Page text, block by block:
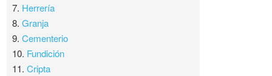
7. Herrería
8.Granja
9.Cementerio
10. Fundición
11.Cripta